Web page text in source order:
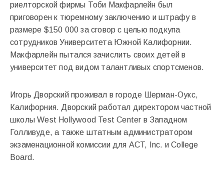
риелторской фирмы Тоби Макфарлейн был
приговорен к тюремному заключению и штрафу в
размере $150 000 за сговор с целью подкупа
сотрудников Университета Южной Калифорнии.
Макфарлейн пытался зачислить своих детей в
университет под видом талантливых спортсменов.
Игорь Дворский проживал в городе Шерман-Оукс,
Калифорния. Дворский работал директором частной
школы West Hollywood Test Center в Западном
Голливуде, а также штатным администратором
экзаменационной комиссии для ACT, Inc. и College
Board.